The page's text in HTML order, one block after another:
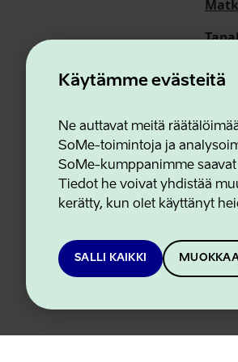
Käytämme evästeitä
Ne auttavat meitä
SoMe-toimintoja ja
SoMe-kumppanimme
Tiedot he voivat yhdistää
kerätty, kun olet käyttänyt
SALLI KAIKKI